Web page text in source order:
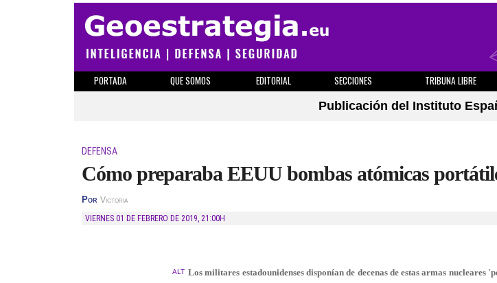
PORTADA QUE SOMOS EDITORIAL SECCIONES TRIBUNA LIBRE
Publicación del Instituto
DEFENSA
Cómo preparaba EEUU bombas atómicas
Por Victoria
VIERNES 01 DE FEBRERO DE 2019, 21:00H
ALT Los militares estadounidenses disponían de decenas de estas armas nucleares